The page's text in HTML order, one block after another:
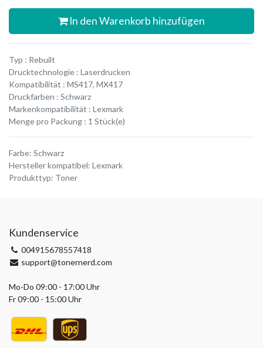
In den Warenkorb hinzufügen
Typ : Rebuilt
Drucktechnologie : Laserdrucken
Kompatibilität : MS417, MX417
Druckfarben : Schwarz
Markenkompatibilität : Lexmark
Menge pro Packung : 1 Stück(e)
Farbe: Schwarz
Hersteller kompatibel: Lexmark
Produkttyp: Toner
Kundenservice
004915678557418
support@tonernerd.com
Mo-Do 09:00 - 17:00 Uhr
Fr 09:00 - 15:00 Uhr